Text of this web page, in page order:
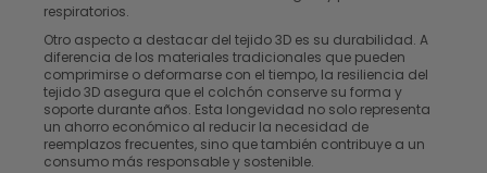
respiratorios.
Otro aspecto a destacar del tejido 3D es su durabilidad. A
diferencia de los materiales tradicionales que pueden
comprimirse o deformarse con el tiempo, la resiliencia del
tejido 3D asegura que el colchón conserve su forma y
soporte durante años. Esta longevidad no solo representa
un ahorro económico al reducir la necesidad de
reemplazos frecuentes, sino que también contribuye a un
consumo más responsable y sostenible.